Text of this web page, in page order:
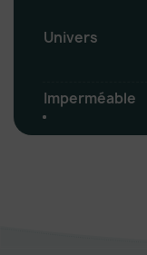
Univers
Imperméable